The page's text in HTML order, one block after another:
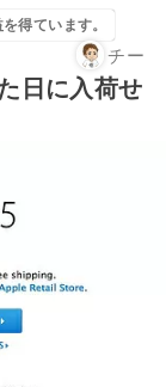
得ています。
チー
日に入荷せ